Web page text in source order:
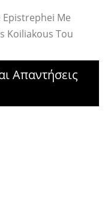
Me
Koiliakous Tou
Απαντήσεις